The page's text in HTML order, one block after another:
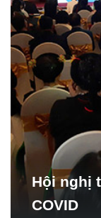
Hội nghị
COVID